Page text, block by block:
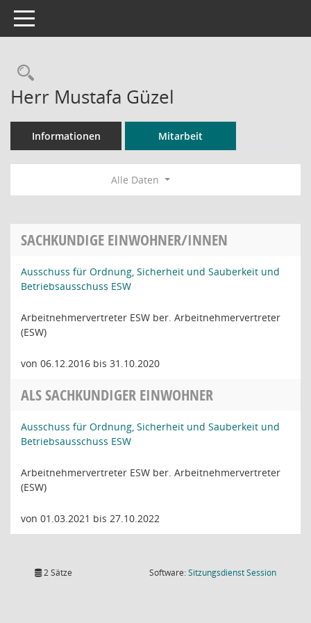
Toggle navigation
Rechercheauswahl
Herr Mustafa Güzel
Informationen Mitarbeit
Alle Daten
SACHKUNDIGE EINWOHNER/INNEN
Ausschuss für Ordnung, Sicherheit und Sauberkeit und
Betriebsausschuss ESW
Arbeitnehmervertreter ESW ber. Arbeitnehmervertreter
(ESW)
von 06.12.2016 bis 31.10.2020
ALS SACHKUNDIGER EINWOHNER
Ausschuss für Ordnung, Sicherheit und Sauberkeit und
Betriebsausschuss ESW
Arbeitnehmervertreter ESW ber. Arbeitnehmervertreter
(ESW)
von 01.03.2021 bis 27.10.2022
2 Sätze Software:SitzungsdienstSession(Wird in